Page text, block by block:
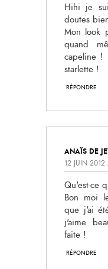
Hihi je
doutes
Mon look
quand
capeline !
starlette !
RÉPONDRE
ANAÏS DE
12 JUIN 2012
Qu'est-ce
Bon moi
que j'ai
j'aime
faite !
RÉPONDRE